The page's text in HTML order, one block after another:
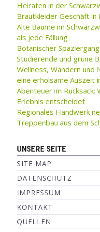
Heiraten in der
Brautkleider Geschäft in
Alte Bäume im
als jede Fällung
Botanischer
Studierende und grüne
Wellness, Wandern und
eine erholsame Auszeit
Abenteuer im Rucksack:
Erlebnis entscheidet
Regionales Handwerk
Treppenbau aus dem
UNSERE SEITE
SITE MAP
DATENSCHUTZ
IMPRESSUM
KONTAKT
QUELLEN